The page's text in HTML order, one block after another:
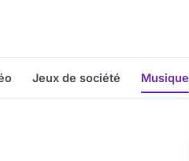
Jeux de société Musique